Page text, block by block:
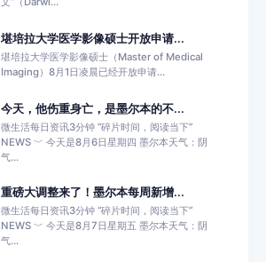
堪培拉大学医学影像硕士开放申请...
堪培拉大学医学影像硕士（Master of Medical
Imaging）8月1日凌晨已经开放申请...
今天，他伤重身亡，是墨尔本的不...
微生活每日资讯3分钟 “碎片时间，阅读当下”
NEWS ﹀ 今天是8月6日星期四 墨尔本天气：阴
气...
重磅大调整来了！墨尔本每周新增...
微生活每日资讯3分钟 “碎片时间，阅读当下”
NEWS ﹀ 今天是8月7日星期五 墨尔本天气：阴
气...